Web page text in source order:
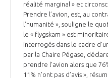
réalité marginal » et
Prendre l’avion, est, au
l’humanité », souligne le
le « flygskam » est
interrogés dans le cadre
par la Chaire Pégase,
prendre l’avion alors que
11% n’ont pas d’avis »,